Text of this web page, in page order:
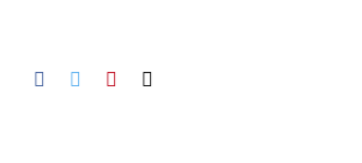
Facebook
TwitterPinterest